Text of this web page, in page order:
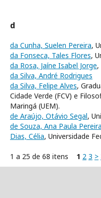
d
da Cunha, Suelen Pereira,
da Fonseca, Tales Flores,
da Rosa, Jaíne Isabel Jorge,
da Silva, André Rodrigues
da Silva, Felipe Alves,
Cidade Verde (FCV) e
Maringá (UEM).
de Araújo, Otávio Segal,
de Souza, Ana Paula Pereira
Dias, Célia, Universidade
1 a 25 de 68 itens 1 2 3 >